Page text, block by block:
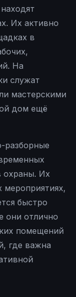
Их активно
в
На
служат
мастерскими
дом ещё
разборные
охраны. Их
быстро
они отлично
помещений
где важна